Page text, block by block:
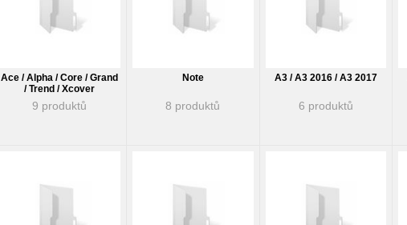
Ace / Alpha / Core / Grand
/ Trend / Xcover
9 produktů
Note
8 produktů
A3 / A3 2016 / A3 2017
6 produktů